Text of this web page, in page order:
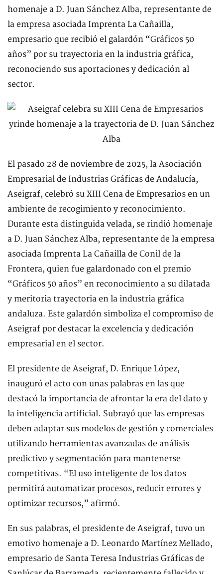
homenaje a D. Juan Sánchez Alba, representante de
la empresa asociada Imprenta La Cañailla,
empresario que recibió el galardón “Gráficos 50
años” por su trayectoria en la industria gráfica,
reconociendo sus aportaciones y dedicación al
sector.
El pasado 28 de noviembre de 2025, la Asociación
Empresarial de Industrias Gráficas de Andalucía,
Aseigraf, celebró su XIII Cena de Empresarios en un
ambiente de recogimiento y reconocimiento.
Durante esta distinguida velada, se rindió homenaje
a D. Juan Sánchez Alba, representante de la empresa
asociada Imprenta La Cañailla de Conil de la
Frontera, quien fue galardonado con el premio
“Gráficos 50 años” en reconocimiento a su dilatada
y meritoria trayectoria en la industria gráfica
andaluza. Este galardón simboliza el compromiso de
Aseigraf por destacar la excelencia y dedicación
empresarial en el sector.
El presidente de Aseigraf, D. Enrique López,
inauguró el acto con unas palabras en las que
destacó la importancia de afrontar la era del dato y
la inteligencia artificial. Subrayó que las empresas
deben adaptar sus modelos de gestión y comerciales
utilizando herramientas avanzadas de análisis
predictivo y segmentación para mantenerse
competitivas. “El uso inteligente de los datos
permitirá automatizar procesos, reducir errores y
optimizar recursos,” afirmó.
En sus palabras, el presidente de Aseigraf, tuvo un
emotivo homenaje a D. Leonardo Martínez Mellado,
empresario de Santa Teresa Industrias Gráficas de